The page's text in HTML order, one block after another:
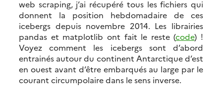
web scraping, j’ai récupéré tous les fichiers qui
donnent la position hebdomadaire de ces
icebergs depuis novembre 2014. Les librairies
pandas et matplotlib ont fait le reste (code) !
Voyez comment les icebergs sont d’abord
entrainés autour du continent Antarctique d’est
en ouest avant d’être embarqués au large par le
courant circumpolaire dans le sens inverse.